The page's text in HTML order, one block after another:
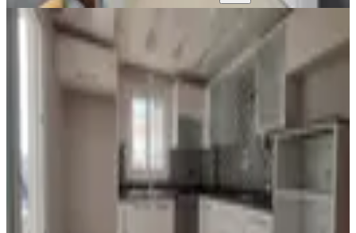
YENİ
Finalden Telliderede Geniş 3+1
Seyhan, Tellidere Mahallesi
3+1
160 m² ·5. Kat·
FİNAL GAYRİMENKULBatuhan ALTIKULAÇ
Ara